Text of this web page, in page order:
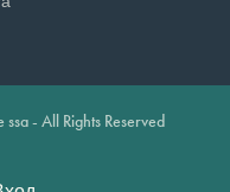
- All Rights Reserved